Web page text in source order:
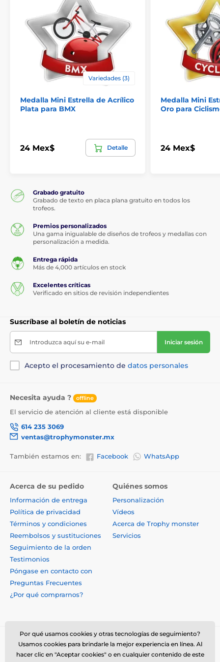
Variedades (3)
Medalla Mini Estrella de Acrílico
Plata para BMX
24 Mex$ Detalle
Medalla Mini
Oro para
24 Mex$
Grabado gratuito
Grabado de texto en placa plana gratuito en todos los
trofeos.
Premios personalizados
Una gama inigualable de diseños de trofeos y medallas con
personalización a medida.
Entrega rápida
Más de 4,000 artículos en stock
Excelentes críticas
Verificado en sitios de revisión independientes
Suscríbase al boletín de noticias
Introduzca aquí su e-mail Iniciar sesión
Acepto el procesamiento de datos personales
Necesita ayuda ? offline
El servicio de atención al cliente está disponible
614 235 3069
ventas@trophymonster.mx
También estamos en: Facebook WhatsApp
Acerca de su pedido
Información de entrega
Política de privacidad
Términos y condiciones
Reembolsos y sustituciones
Seguimiento de la orden
Testimonios
Póngase en contacto con
Preguntas Frecuentes
¿Por qué comprarnos?
Quiénes somos
Personalización
Vídeos
Acerca de Trophy monster
Servicios
Por qué usamos cookies y otras tecnologías de seguimiento?
Usamos cookies para brindarle la mejor experiencia en línea. Al
hacer clic en "Aceptar cookies" o en cualquier contenido de este